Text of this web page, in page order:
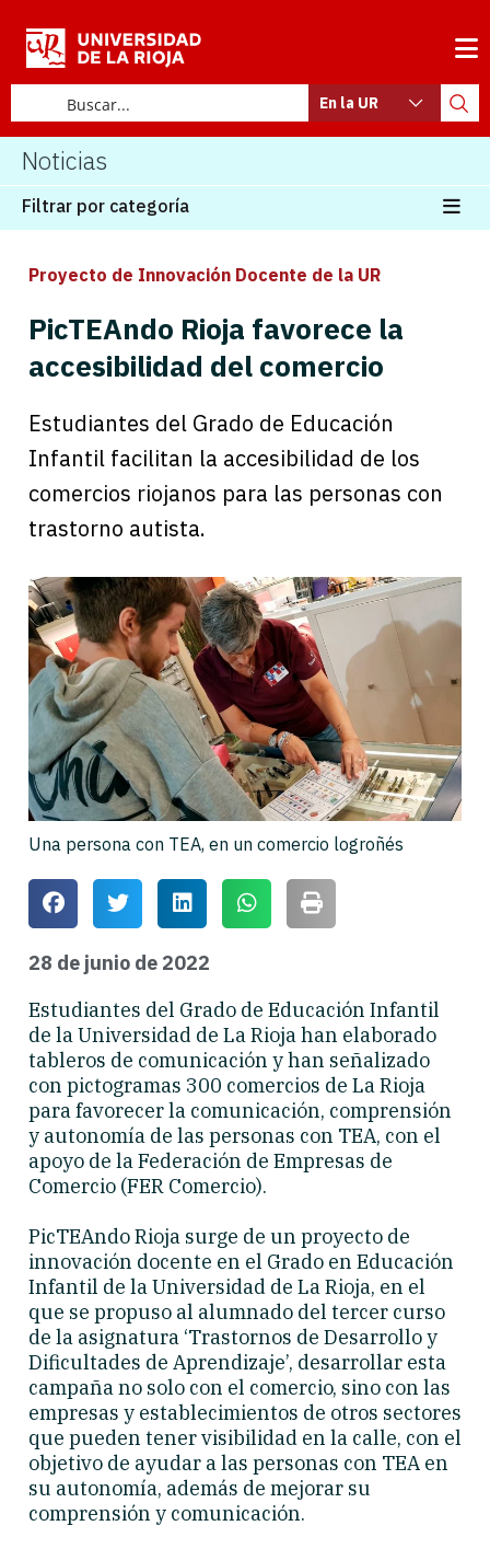
En la UR
Noticias
Filtrar por categoría
Proyecto de Innovación Docente de la UR
PicTEAndo Rioja favorece la
accesibilidad del comercio
Estudiantes del Grado de Educación
Infantil facilitan la accesibilidad de los
comercios riojanos para las personas con
trastorno autista.
Una persona con TEA, en un comercio logroñés
28 de junio de 2022
Estudiantes del Grado de Educación Infantil
de la Universidad de La Rioja han elaborado
tableros de comunicación y han señalizado
con pictogramas 300 comercios de La Rioja
para favorecer la comunicación, comprensión
y autonomía de las personas con TEA, con el
apoyo de la Federación de Empresas de
Comercio (FER Comercio).
PicTEAndo Rioja surge de un proyecto de
innovación docente en el Grado en Educación
Infantil de la Universidad de La Rioja, en el
que se propuso al alumnado del tercer curso
de la asignatura ‘Trastornos de Desarrollo y
Dificultades de Aprendizaje’, desarrollar esta
campaña no solo con el comercio, sino con las
empresas y establecimientos de otros sectores
que pueden tener visibilidad en la calle, con el
objetivo de ayudar a las personas con TEA en
su autonomía, además de mejorar su
comprensión y comunicación.